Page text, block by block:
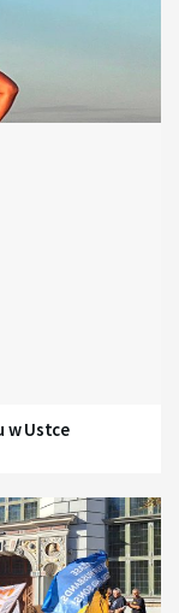
w Ustce